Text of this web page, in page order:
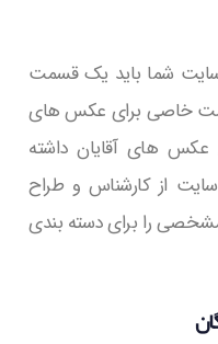
سایت شما باید یک قسمت
خاصی برای عکس های
های آقایان داشته
از کارشناس و طراح
را برای دسته بندی